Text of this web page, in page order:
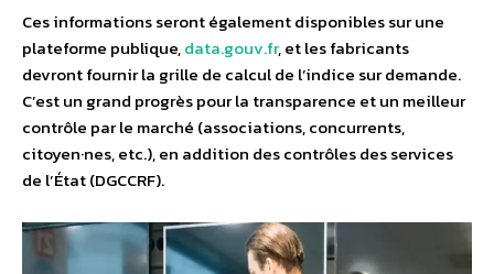
Ces informations seront également disponibles sur une
plateforme publique,data.gouv.fr, et les fabricants
devront fournir la grille de calcul de l’indice sur demande.
C’est un grand progrès pour la transparence et un meilleur
contrôle par le marché (associations, concurrents,
citoyen·nes, etc.), en addition des contrôles des services
de l’État (DGCCRF).